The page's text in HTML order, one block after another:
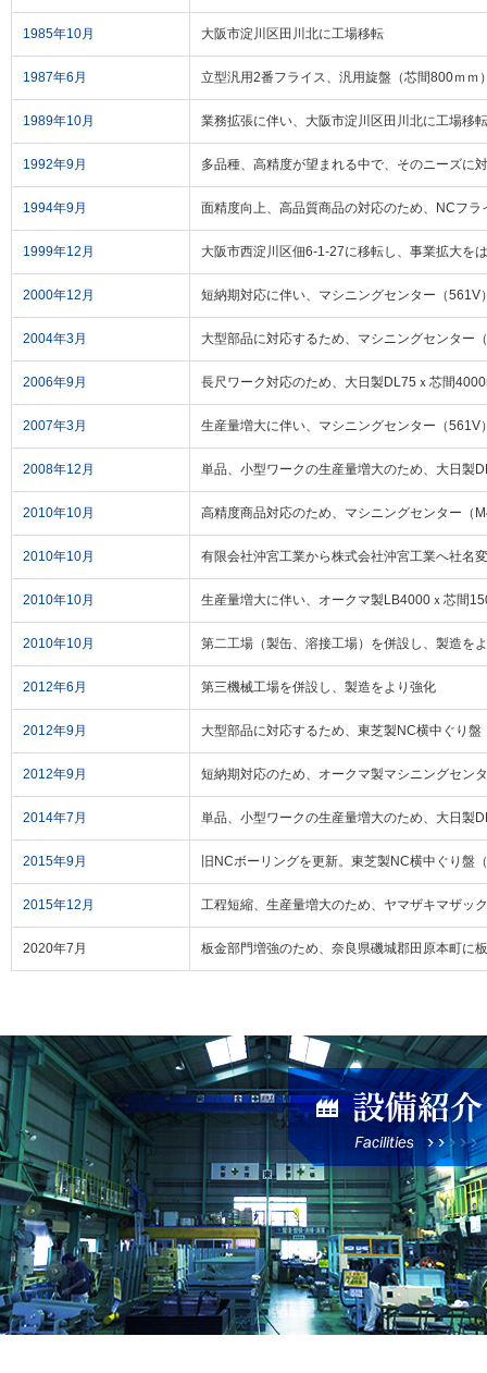
1985年10月 大阪市淀川区田川北に工場移転
1987年6月 立型汎用2番フライス、汎用旋盤（芯間800ｍｍ
1989年10月 業務拡張に伴い、大阪市淀川区田川北に工場移
1992年9月 多品種、高精度が望まれる中で、そのニーズに
1994年9月 面精度向上、高品質商品の対応のため、NCフラ
1999年12月 大阪市西淀川区佃6-1-27に移転し、事業拡大を
2000年12月 短納期対応に伴い、マシニングセンター（561V
2004年3月 大型部品に対応するため、マシニングセンター
2006年9月 長尺ワーク対応のため、大日製DL75ｘ芯間
2007年3月 生産量増大に伴い、マシニングセンター（561V
2008年12月 単品、小型ワークの生産量増大のため、大日
2010年10月 高精度商品対応のため、マシニングセンター（
2010年10月 有限会社沖宮工業から株式会社沖宮工業へ社名
2010年10月 生産量増大に伴い、オークマ製LB4000ｘ芯間
2010年10月 第二工場（製缶、溶接工場）を併設し、製造を
2012年6月 第三機械工場を併設し、製造をより強化
2012年9月 大型部品に対応するため、東芝製NC横中ぐり
2012年9月 短納期対応のため、オークマ製マシニングセン
2014年7月 単品、小型ワークの生産量増大のため、大日
2015年9月 旧NCボーリングを更新。東芝製NC横中ぐり盤
2015年12月 工程短縮、生産量増大のため、ヤマザキマザッ
2020年7月 板金部門増強のため、奈良県磯城郡田原本町に